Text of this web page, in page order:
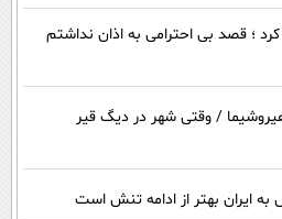
؛ قصد بی احترامی به اذان نداشتم
؛ هیروشیما / وقتی شهر در دیگ قیر
ایران بهتر از ادامه تنش است